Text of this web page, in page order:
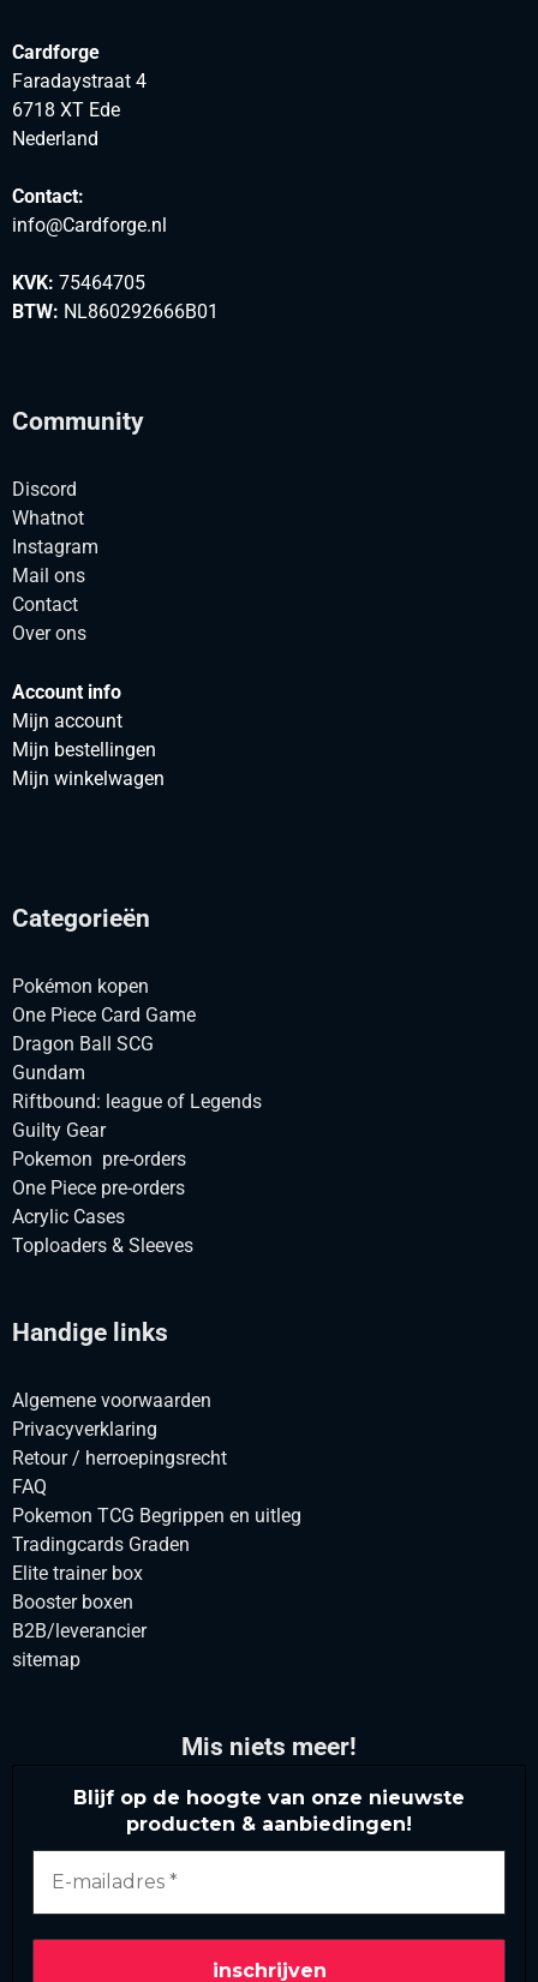
Cardforge
Faradaystraat 4
6718 XT Ede
Nederland
Contact:
info@Cardforge.nl
KVK: 75464705
BTW: NL860292666B01
Community
Discord
Whatnot
Instagram
Mail ons
Contact
Over ons
Account info
Mijn account
Mijn bestellingen
Mijn winkelwagen
Categorieën
Pokémon kopen
One Piece Card Game
Dragon Ball SCG
Gundam
Riftbound: league of Legends
Guilty Gear
Pokemon pre-orders
One Piece pre-orders
Acrylic Cases
Toploaders & Sleeves
Handige links
Algemene voorwaarden
Privacyverklaring
Retour / herroepingsrecht
FAQ
Pokemon TCG Begrippen en uitleg
Tradingcards Graden
Elite trainer box
Booster boxen
B2B/leverancier
sitemap
Mis niets meer!
Blijf op de hoogte van onze nieuwste
producten & aanbiedingen!